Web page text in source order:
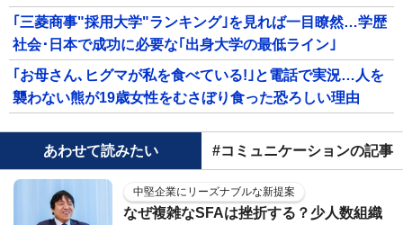
｢三菱商事"採用大学"ランキング｣を見れば一目瞭然…学歴
社会･日本で成功に必要な｢出身大学の最低ライン｣
｢お母さん､ヒグマが私を食べている!｣と電話で実況…人を
襲わない熊が19歳女性をむさぼり食った恐ろしい理由
あわせて読みたい #コミュニケーションの記事
中堅企業にリーズナブルな新提案
なぜ複雑なSFAは挫折する？少人数組織